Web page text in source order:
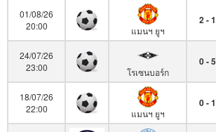
01/08/26
20:00
แมนฯ ยูฯ
2 - 1
24/07/26
23:00
โรเซนบอร์ก
0 - 5
18/07/26
22:00
แมนฯ ยูฯ
0 - 1